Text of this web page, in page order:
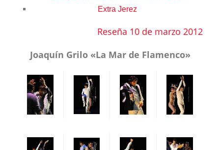
Extra Jerez
Reseña 10 de marzo 2012
Joaquín Grilo «La Mar de Flamenco»